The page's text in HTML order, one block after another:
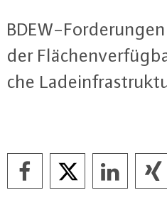
BDEW-
der
che